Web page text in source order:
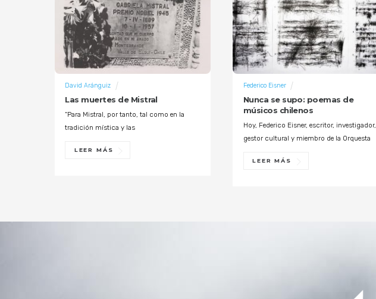
Las muertes de Mistral
David Aránguiz
“Para Mistral, por tanto, tal como en la
tradición mística y las
LEER MÁS
Nunca se supo: poemas de
músicos chilenos
Federico Eisner
Hoy, Federico Eisner, escritor, investigador,
gestor cultural y miembro de la Orquesta
LEER MÁS